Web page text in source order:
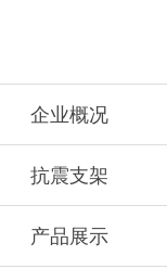
企业概况
抗震支架
产品展示